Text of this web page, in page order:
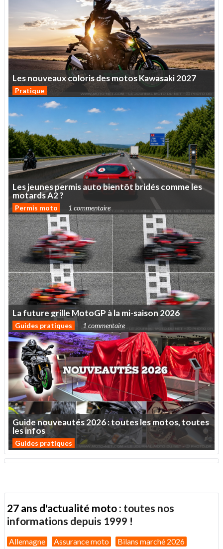
LesnouveauxcolorisdesmotosKawasaki2027
Pratique
Lesjeunespermisautobientôt bridéscommeles
motardsA2?
Permis moto 1 commentaire
Lafuturegrille MotoGP àlami-saison 2026
Guides pratiques 1 commentaire
Guidenouveautés2026:touteslesmotos,toutes
lesinfos
Guides pratiques
27 ans d'actualité moto : toutes nos
informations depuis 1999 !
Allemagne Assurance moto Bilans marché 2026